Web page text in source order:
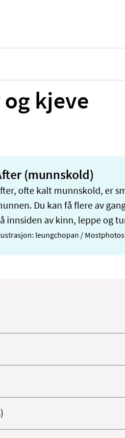
kjeve
(munnskold)
ofte kalt munnskold, er
Du kan få flere av
innsiden av kinn, leppe og
leungchopan / Mostphotos